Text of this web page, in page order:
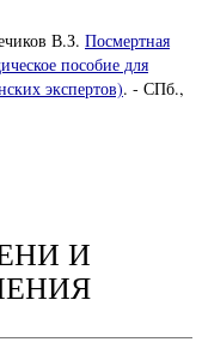
В.З. Посмертная
пособие для
экспертов). - СПб.,
И